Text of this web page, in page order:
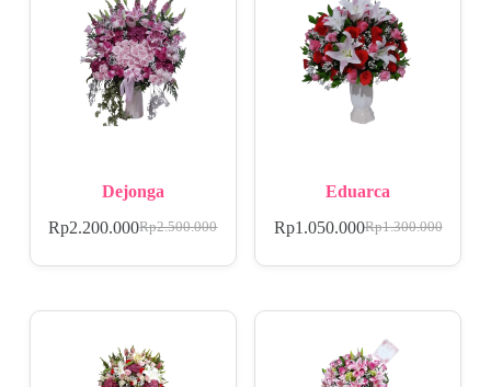
Dejonga
Rp2.500.000
Rp2.200.000
Eduarca
Rp1.300.000
Rp1.050.000